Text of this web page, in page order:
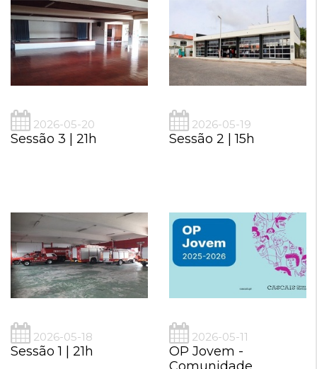
2026-05-20
Sessão 3 | 21h
2026-05-19
Sessão 2 | 15h
2026-05-18
Sessão 1 | 21h
2026-05-11
OP Jovem -